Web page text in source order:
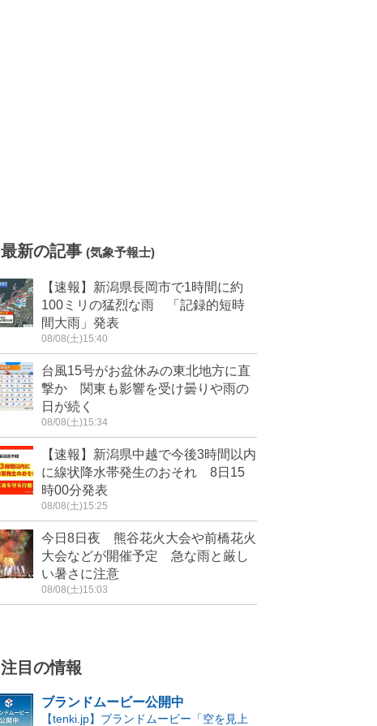
最新の記事 (気象予報士)
【速報】新潟県長岡市で1時間に約
100ミリの猛烈な雨 「記録的短時
間大雨」発表
08/08(土)15:40
台風15号がお盆休みの東北地方に直
撃か 関東も影響を受け曇りや雨の
日が続く
08/08(土)15:34
【速報】新潟県中越で今後3時間以内
に線状降水帯発生のおそれ 8日15
時00分発表
08/08(土)15:25
今日8日夜 熊谷花火大会や前橋花火
大会などが開催予定 急な雨と厳し
い暑さに注意
08/08(土)15:03
注目の情報
ブランドムービー公開中
【tenki.jp】ブランドムービー「空を見上